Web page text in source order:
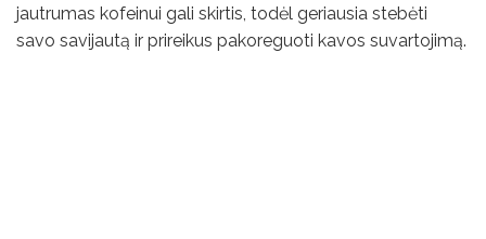
jautrumas kofeinui gali skirtis, todėl geriausia stebėti
savo savijautą ir prireikus pakoreguoti kavos suvartojimą.